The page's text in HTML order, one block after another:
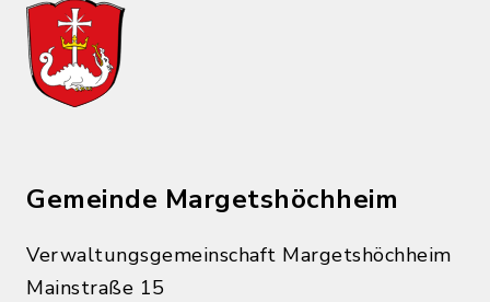
Gemeinde Margetshöchheim
Verwaltungsgemeinschaft Margetshöchheim
Mainstraße 15